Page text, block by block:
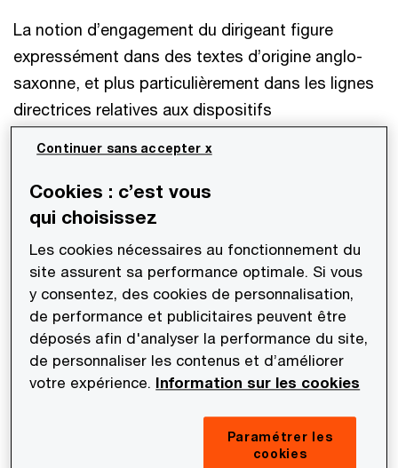
La notion d’engagement du dirigeant figure
expressément dans des textes d’origine anglo-
saxonne, et plus particulièrement dans les lignes
directrices relatives aux dispositifs
(FCPA). De même, les principes directeurs relatifs
aux entreprises et aux droits de l’Homme de
l’ONU prévoient un Principe n°16 : «Pour pouvoir
ancrer leur responsabilité quant au respect des
droits de l’’Homme, les entreprises doivent
formuler leur engagement de s’acquitter de cette
responsabilité par le biais d’une déclaration de
principe qui est approuvée au plus haut niveau de
outils de conformité usuels (cartographie des
risques, procédures de sélections des tiers,
Cookies : c’est vous
qui choisissez
Les cookies nécessaires au fonctionnement du
site assurent sa performance optimale. Si vous
y consentez, des cookies de personnalisation,
de performance et publicitaires peuvent être
déposés afin d'analyser la performance du site,
de personnaliser les contenus et d’améliorer
votre expérience. Information sur les cookies
Paramétrer les
cookies
Continuer sans accepter x